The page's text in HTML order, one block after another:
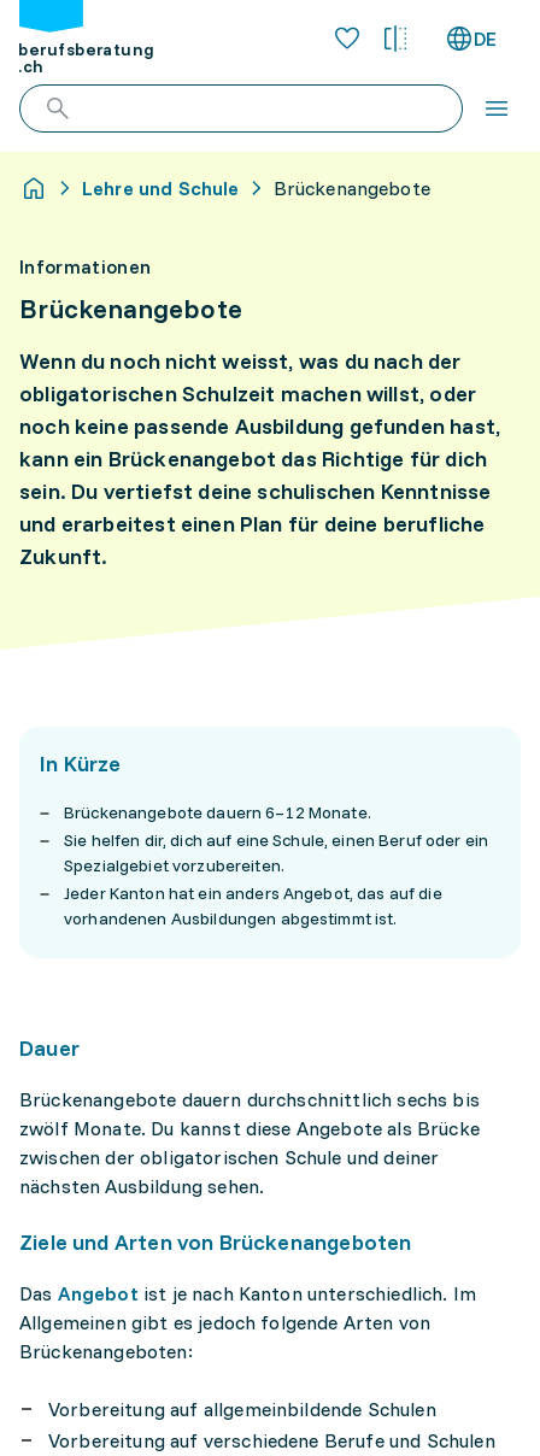
berufsberatung
.ch
DE
Lehre und Schule Brückenangebote
Informationen
Brückenangebote
Wenn du noch nicht weisst, was du nach der
obligatorischen Schulzeit machen willst, oder
noch keine passende Ausbildung gefunden hast,
kann ein Brückenangebot das Richtige für dich
sein. Du vertiefst deine schulischen Kenntnisse
und erarbeitest einen Plan für deine berufliche
Zukunft.
In Kürze
Brückenangebote dauern 6–12 Monate.
Sie helfen dir, dich auf eine Schule, einen Beruf oder ein
Spezialgebiet vorzubereiten.
Jeder Kanton hat ein anders Angebot, das auf die
vorhandenen Ausbildungen abgestimmt ist.
Dauer
Brückenangebote dauern durchschnittlich sechs bis
zwölf Monate. Du kannst diese Angebote als Brücke
zwischen der obligatorischen Schule und deiner
nächsten Ausbildung sehen.
Ziele und Arten von Brückenangeboten
Das Angebot ist je nach Kanton unterschiedlich. Im
Allgemeinen gibt es jedoch folgende Arten von
Brückenangeboten:
Vorbereitung auf allgemeinbildende Schulen
Vorbereitung auf verschiedene Berufe und Schulen